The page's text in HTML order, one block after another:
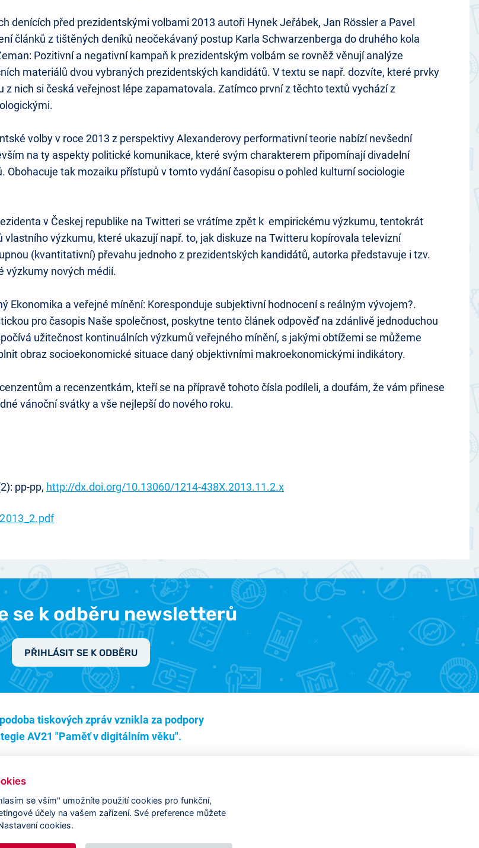
denících před prezidentskými volbami 2013 autoři Hynek Jeřábek, Jan Rössler a Pavel
článků z tištěných deníků neočekávaný postup Karla Schwarzenberga do druhého kola
Pozitivní a negativní kampaň k prezidentským volbám se rovněž věnují analýze
materiálů dvou vybraných prezidentských kandidátů. V textu se např. dozvíte, které prvky
nich si česká veřejnost lépe zapamatovala. Zatímco první z těchto textů vychází z
volby v roce 2013 z perspektivy Alexanderovy performativní teorie nabízí nevšední
na ty aspekty politické komunikace, které svým charakterem připomínají divadelní
tak mozaiku přístupů v tomto vydání časopisu o pohled kulturní sociologie
v Českej republike na Twitteri se vrátíme zpět k empirickému výzkumu, tentokrát
výzkumu, které ukazují např. to, jak diskuze na Twitteru kopírovala televizní
(kvantitativní) převahu jednoho z prezidentských kandidátů, autorka představuje i tzv.
výzkumy nových médií.
Ekonomika a veřejné mínění: Koresponduje subjektivní hodnocení s reálným vývojem?.
pro časopis Naše společnost, poskytne tento článek odpověď na zdánlivě jednoduchou
užitečnost kontinuálních výzkumů veřejného mínění, s jakými obtížemi se můžeme
obraz socioekonomické situace daný objektivními makroekonomickými indikátory.
a recenzentkám, kteří se na přípravě tohoto čísla podíleli, a doufám, že vám přinese
vánoční svátky a vše nejlepší do nového roku.
pp-pp, http://dx.doi.org/10.13060/1214-438X.2013.11.2.x
se k odběru newsletterů
PŘIHLÁSIT SE K ODBĚRU
tiskových zpráv vznikla za podpory
AV21 "Paměť v digitálním věku".
se vším" umožníte použití cookies pro funkční,
účely na vašem zařízení. Své preference můžete
cookies.